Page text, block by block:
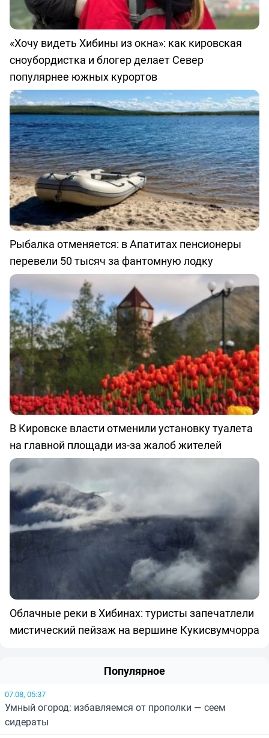
«Хочу видеть Хибины из окна»: как кировская
сноубордистка и блогер делает Север
популярнее южных курортов
Рыбалка отменяется: в Апатитах пенсионеры
перевели 50 тысяч за фантомную лодку
В Кировске власти отменили установку туалета
на главной площади из-за жалоб жителей
Облачные реки в Хибинах: туристы запечатлели
мистический пейзаж на вершине Кукисвумчорра
Популярное
07.08, 05:37
Умный огород: избавляемся от прополки — сеем
сидераты